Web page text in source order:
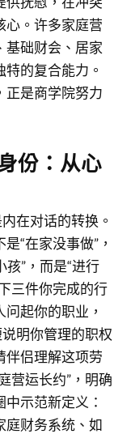
心。许多家庭营
基础财会、居家
的复合能力。
正是商学院努力
份：从心
在对话的转换。
“在家没事做”，
孩”，而是“进行
三件你完成的行
起你的职业，
明你管理的职权
伴侣理解这项劳
营运长约”，明确
示范新定义：
庭财务系统、如